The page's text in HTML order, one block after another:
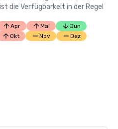
die Verfügbarkeit in der Regel
Apr Mai
Jun
Okt Nov Dez